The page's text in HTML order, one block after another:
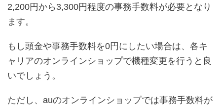
2,200円から3,300円程度の事務手数料が必要となり
ます。
もし頭金や事務手数料を0円にしたい場合は、各キ
ャリアのオンラインショップで機種変更を行うと良
いでしょう。
ただし、auのオンラインショップでは事務手数料が